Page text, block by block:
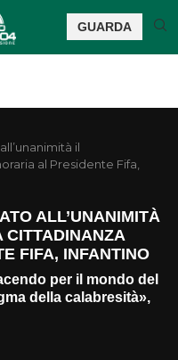
GUARDA
il
al Presidente Fifa,
ALL’UNANIMITÀ
CITTADINANZA
FIFA, INFANTINO
per il mondo del
della calabresità»,